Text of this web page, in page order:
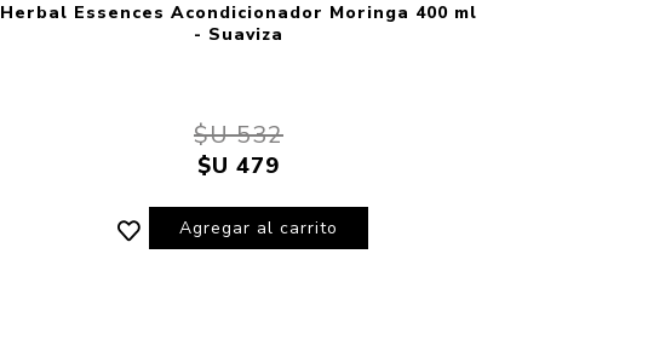
Herbal Essences Acondicionador Moringa 400 ml
- Suaviza
$U 532
$U 479
Agregar al carrito